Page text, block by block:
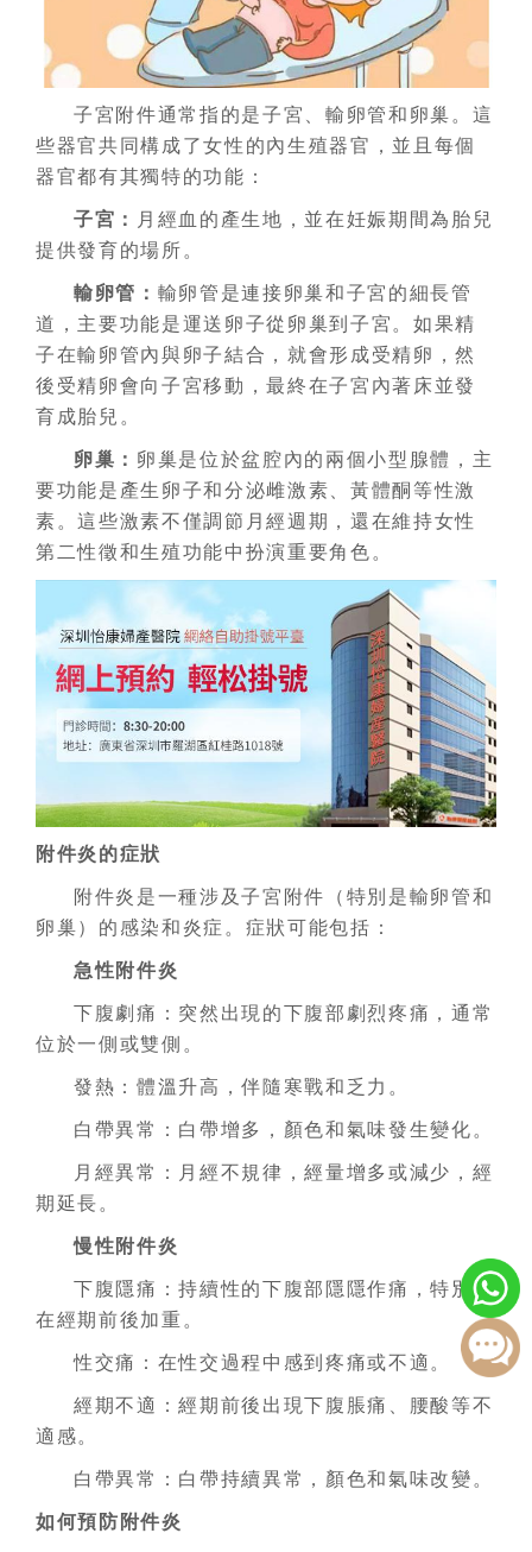
子宮附件通常指的是子宮、輸卵管和卵巢。這
些器官共同構成了女性的內生殖器官，並且每個
器官都有其獨特的功能：
子宮：
月經血的產生地，並在妊娠期間為胎兒
提供發育的場所。
輸卵管： 輸卵管是連接卵巢和子宮的細長管
道，主要功能是運送卵子從卵巢到子宮。如果精
子在輸卵管內與卵子結合，就會形成受精卵，然
後受精卵會向子宮移動，最終在子宮內著床並發
育成胎兒。
卵巢： 卵巢是位於盆腔內的兩個小型腺體，主
要功能是產生卵子和分泌雌激素、黃體酮等性激
素。這些激素不僅調節月經週期，還在維持女性
第二性徵和生殖功能中扮演重要角色。
附件炎的症狀
附件炎是一種涉及子宮附件（特別是輸卵管和
卵巢）的感染和炎症。症狀可能包括：
急性附件炎
下腹劇痛：突然出現的下腹部劇烈疼痛，通常
位於一側或雙側。
發熱：體溫升高，伴隨寒戰和乏力。
白帶異常：白帶增多，顏色和氣味發生變化。
月經異常：月經不規律，經量增多或減少，經
期延長。
慢性附件炎
下腹隱痛：持續性的下腹部隱隱作痛，特別是
在經期前後加重。
性交痛：在性交過程中感到疼痛或不適。
經期不適：經期前後出現下腹脹痛、腰酸等不
適感。
白帶異常：白帶持續異常，顏色和氣味改變。
如何預防附件炎